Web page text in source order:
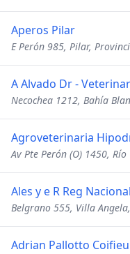
Aperos Pilar
E Perón 985, Pilar,
A Alvado Dr -
Necochea 1212, Bahía
Agroveterinaria
Av Pte Perón (O) 1450,
Ales y e R Reg
Belgrano 555, Villa
Adrian Pallotto